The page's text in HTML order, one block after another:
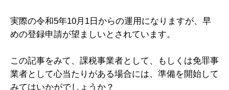
実際の令和5年10月1日からの運用になりますが、早
めの登録申請が望ましいとされています。
この記事をみて、課税事業者として、もしくは免罪事
業者として心当たりがある場合には、準備を開始して
みてはいかがでしょうか？